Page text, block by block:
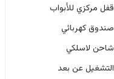
قفل مركزي للأبواب
صندوق كهربائي
شاحن لاسلكي
التشغيل عن بعد